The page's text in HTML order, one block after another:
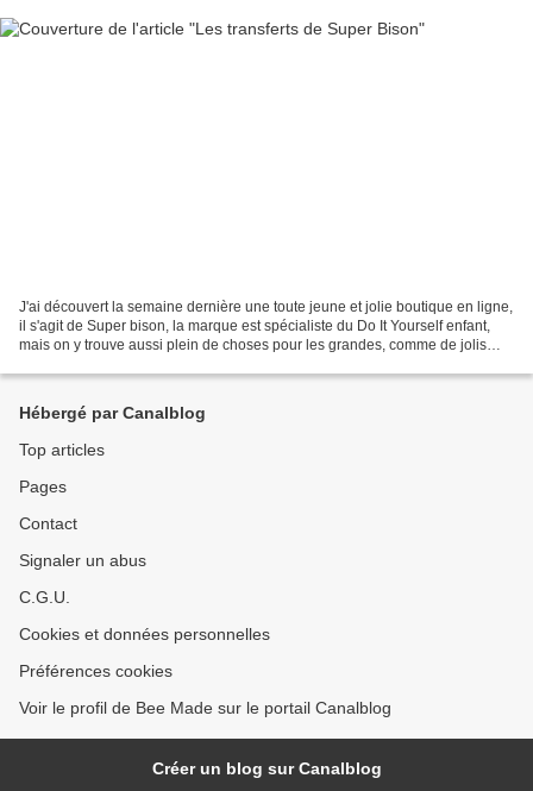
J'ai découvert la semaine dernière une toute jeune et jolie boutique en ligne,
il s'agit de Super bison, la marque est spécialiste du Do It Yourself enfant,
mais on y trouve aussi plein de choses pour les grandes, comme de jolis
Hébergé par Canalblog
Top articles
Pages
Contact
Signaler un abus
C.G.U.
Cookies et données personnelles
Préférences cookies
Voir le profil de Bee Made sur le portail Canalblog
Créer un blog sur Canalblog